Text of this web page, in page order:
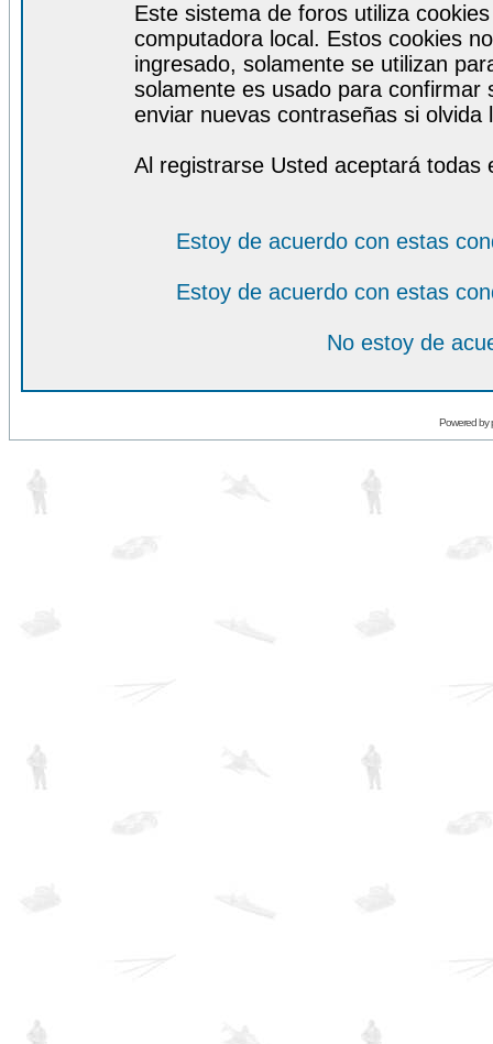
Este sistema de foros utiliza
computadora local. Estos cookies
ingresado, solamente se utilizan
solamente es usado para
enviar nuevas contraseñas si olvida
Al registrarse Usted aceptará todas
Estoy de acuerdo con estas
Estoy de acuerdo con estas
No estoy de
Powered by